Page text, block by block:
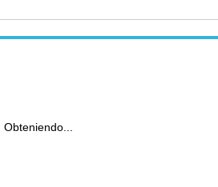
Obteniendo...